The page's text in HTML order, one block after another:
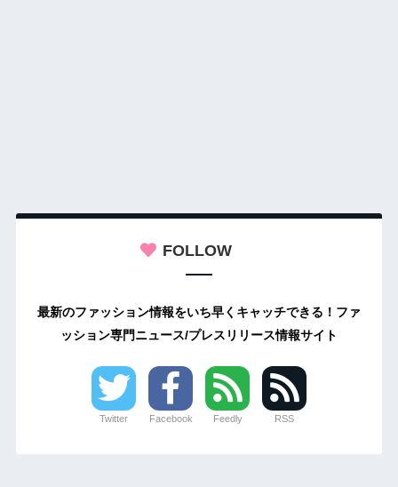
FOLLOW
最新のファッション情報をいち早くキャッチできる！ファ
ッション専門ニュース/プレスリリース情報サイト
Twitter Facebook Feedly RSS